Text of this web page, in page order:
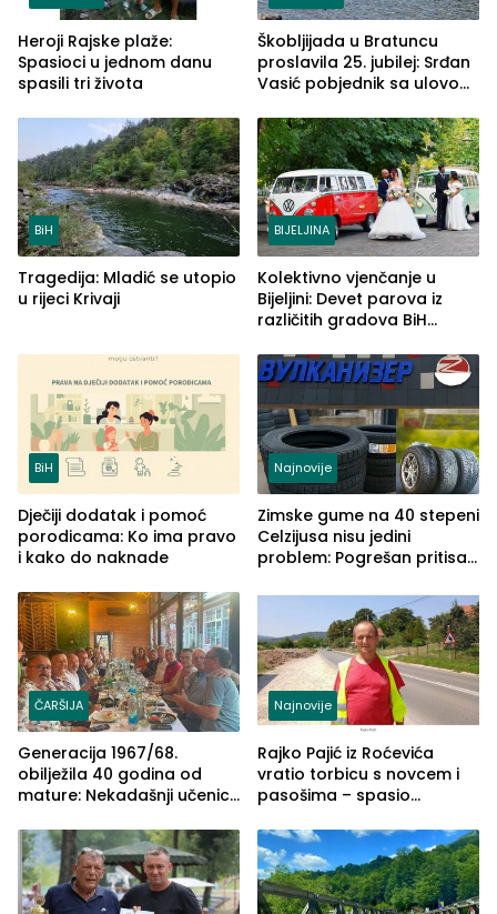
Heroji Rajske plaže:
Spasioci u jednom danu
spasili tri života
Škobljijada u Bratuncu
proslavila 25. jubilej: Srđan
Vasić pobjednik sa ulovom
BiH
Tragedija: Mladić se utopio
u rijeci Krivaji
BIJELJINA
Kolektivno vjenčanje u
Bijeljini: Devet parova iz
različitih gradova BiH
BiH
Dječiji dodatak i pomoć
porodicama: Ko ima pravo
i kako do naknade
Najnovije
Zimske gume na 40 stepeni
Celzijusa nisu jedini
problem: Pogrešan pritisak
ČARŠIJA
Generacija 1967/68.
obilježila 40 godina od
mature: Nekadašnji učenici
(FOTO)
Najnovije
Rajko Pajić iz Roćevića
vratio torbicu s novcem i
pasošima – spasio
Grčkoj